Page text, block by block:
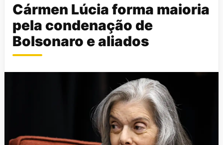
Cármen Lúcia forma maioria
pela condenação de
Bolsonaro e aliados